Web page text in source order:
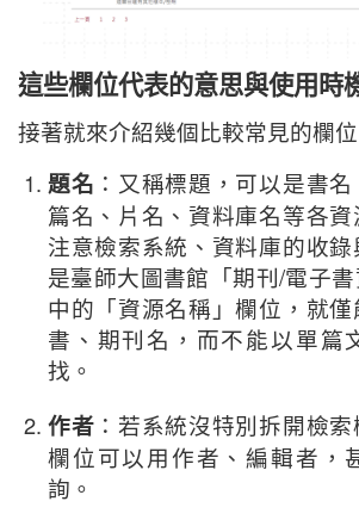
這些欄位代表的意思與使用時
接著就來介紹幾個比較常見的欄
題名 ：又稱標題，可以是書
篇名、片名、資料庫名等各
注意檢索系統、資料庫的收
是臺師大圖書館「期刊/電子
中的「資源名稱」欄位，就僅
書、期刊名，而不能以單篇
找。
作者 ：若系統沒特別拆開檢
欄位可以用作者、編輯者，
詢。